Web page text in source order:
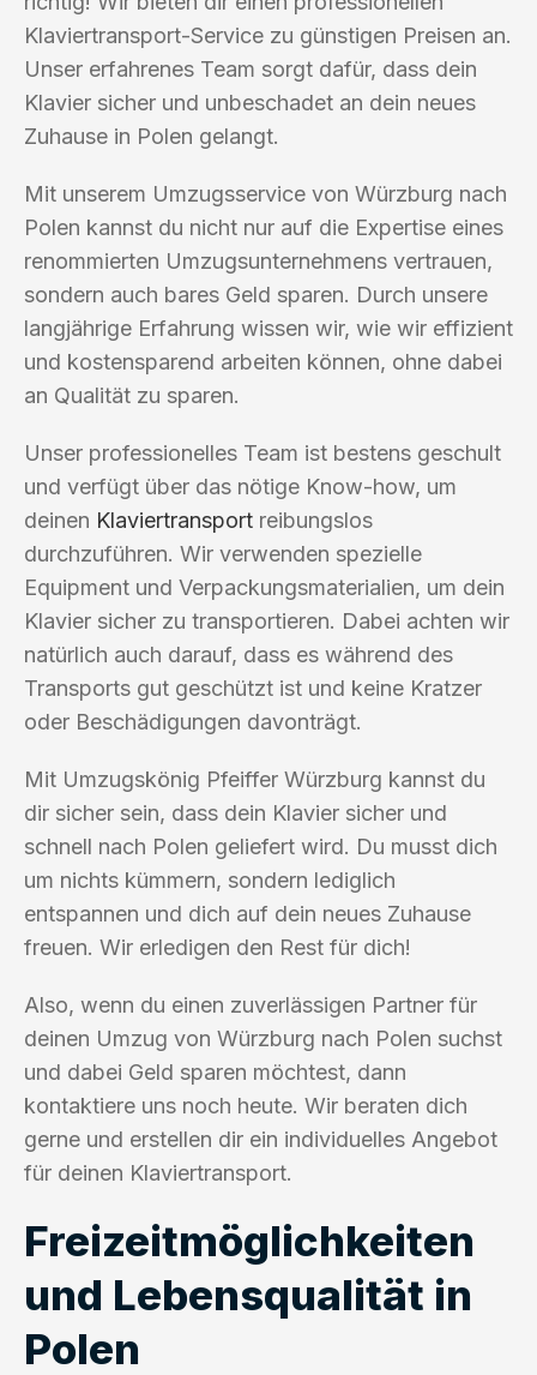
Klaviertransport-Service zu günstigen Preisen an.
Unser erfahrenes Team sorgt dafür, dass dein
Klavier sicher und unbeschadet an dein neues
Zuhause in Polen gelangt.
Mit unserem Umzugsservice von Würzburg nach
Polen kannst du nicht nur auf die Expertise eines
renommierten Umzugsunternehmens vertrauen,
sondern auch bares Geld sparen. Durch unsere
langjährige Erfahrung wissen wir, wie wir effizient
und kostensparend arbeiten können, ohne dabei
an Qualität zu sparen.
Unser professionelles Team ist bestens geschult
und verfügt über das nötige Know-how, um
deinen Klaviertransport reibungslos
durchzuführen. Wir verwenden spezielle
Equipment und Verpackungsmaterialien, um dein
Klavier sicher zu transportieren. Dabei achten wir
natürlich auch darauf, dass es während des
Transports gut geschützt ist und keine Kratzer
oder Beschädigungen davonträgt.
Mit Umzugskönig Pfeiffer Würzburg kannst du
dir sicher sein, dass dein Klavier sicher und
schnell nach Polen geliefert wird. Du musst dich
um nichts kümmern, sondern lediglich
entspannen und dich auf dein neues Zuhause
freuen. Wir erledigen den Rest für dich!
Also, wenn du einen zuverlässigen Partner für
deinen Umzug von Würzburg nach Polen suchst
und dabei Geld sparen möchtest, dann
kontaktiere uns noch heute. Wir beraten dich
gerne und erstellen dir ein individuelles Angebot
für deinen Klaviertransport.
Freizeitmöglichkeiten
und Lebensqualität in
Polen